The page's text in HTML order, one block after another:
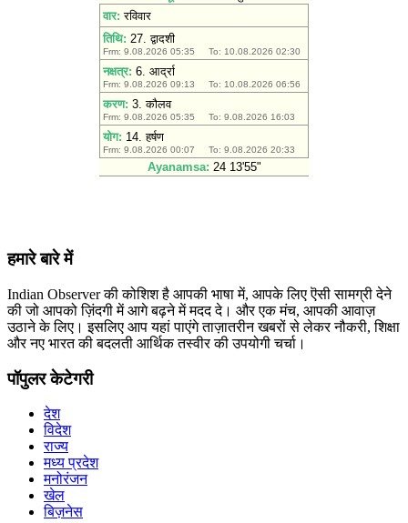
हमारे बारे में
Indian Observer की कोशिश है आपकी भाषा में, आपके लिए ऎसी सामग्री देने
की जो आपको ज़िंदगी में आगे बढ़ने में मदद दे। और एक मंच, आपकी आवाज़
उठाने के लिए। इसलिए आप यहां पाएंगे ताज़ातरीन खबरों से लेकर नौकरी, शिक्षा
और नए भारत की बदलती आर्थिक तस्वीर की उपयोगी चर्चा।
पॉपुलर केटेगरी
देश
विदेश
राज्य
मध्य प्रदेश
मनोरंजन
खेल
बिज़नेस